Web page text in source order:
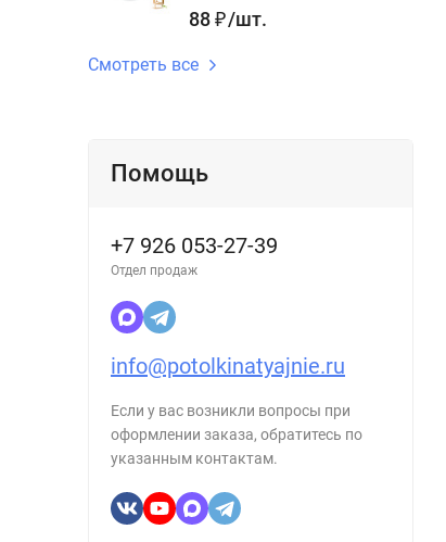
88₽/шт.
Смотреть все
Помощь
+7 926 053-27-39
Отдел продаж
info@potolkinatyajnie.ru
Если у вас возникли вопросы при
оформлении заказа, обратитесь по
указанным контактам.